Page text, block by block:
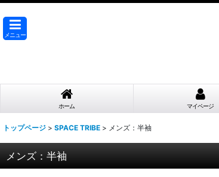
メニュー
ホーム マイページ
トップページ > SPACE TRIBE > メンズ：半袖
メンズ：半袖